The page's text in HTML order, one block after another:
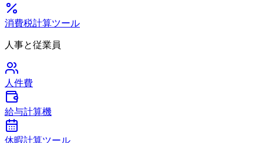
消費税計算ツール
人事と従業員
人件費
給与計算機
休暇計算ツール